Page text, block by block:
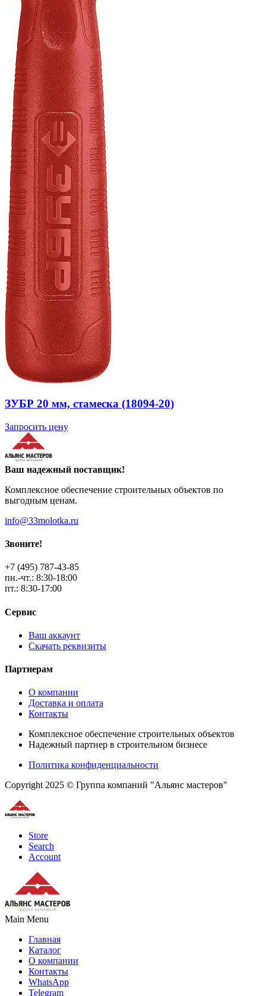
ЗУБР 20 мм, стамеска (18094-20)
Запросить цену
Ваш надежный поставщик!
Комплексное обеспечение строительных объектов по
выгодным ценам.
info@33molotka.ru
Звоните!
+7 (495) 787-43-85
пн.-чт.: 8:30-18:00
пт.: 8:30-17:00
Сервис
Ваш аккаунт
Скачать реквизиты
Партнерам
О компании
Доставка и оплата
Контакты
Комплексное обеспечение строительных объектов
Надежный партнер в строительном бизнесе
Политика конфиденциальности
Copyright 2025 © Группа компаний "Альянс мастеров"
Store
Search
Account
Main Menu
Главная
Каталог
О компании
Контакты
WhatsApp
Telegram